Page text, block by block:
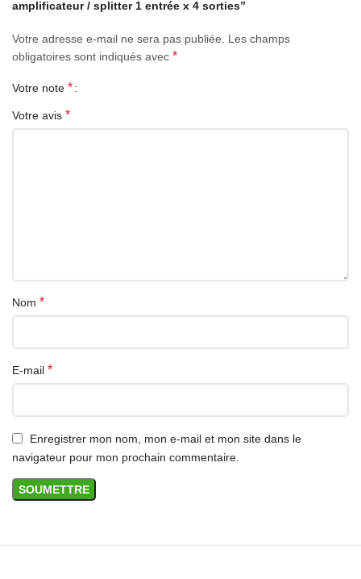
también puede conectar el adaptador de corriente externo.
1. Caja divisora x 1
2. Cable USBx1
amplificateur / splitter 1 entrée x 4 sorties”
Votre adresse e-mail ne sera pas publiée.
Les champs
obligatoires sont indiqués avec *
Votre note *
Votre avis *
Nom *
E-mail *
Enregistrer mon nom, mon e-mail et mon site dans le
navigateur pour mon prochain commentaire.